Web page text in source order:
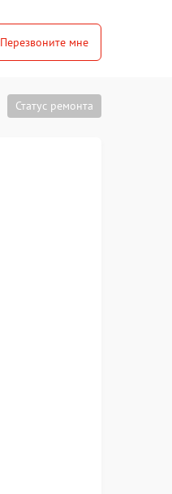
Перезвоните мне
Статус ремонта